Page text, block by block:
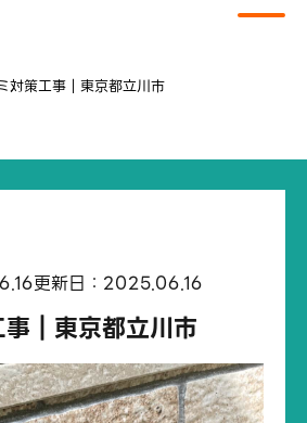
対策工事｜東京都立川市
更新日：2025.06.16
｜東京都立川市